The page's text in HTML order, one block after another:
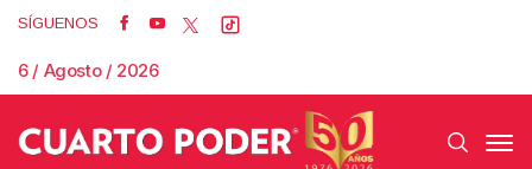
SÍGUENOS
6 / Agosto / 2026